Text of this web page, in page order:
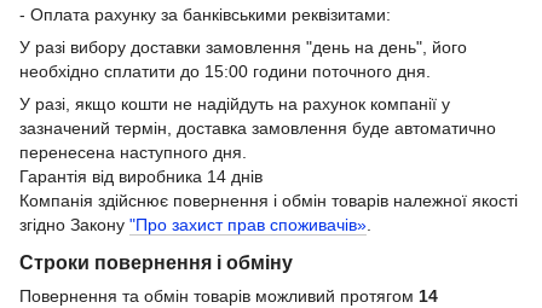
- Оплата рахунку за банківськими реквізитами:
У разі вибору доставки замовлення "день на день", його
необхідно сплатити до 15:00 години поточного дня.
У разі, якщо кошти не надійдуть на рахунок компанії у
зазначений термін, доставка замовлення буде автоматично
перенесена наступного дня.
Гарантія від виробника 14 днів
Компанія здійснює повернення і обмін товарів належної якості
згідно Закону "Про захист прав споживачів»
Строки повернення і обміну
Повернення та обмін товарів можливий протягом 14